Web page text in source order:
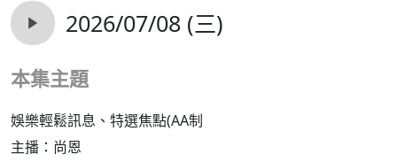
2026/07/08 (三)
本集主題
娛樂輕鬆訊息、特選焦點(AA制
主播：尚恩